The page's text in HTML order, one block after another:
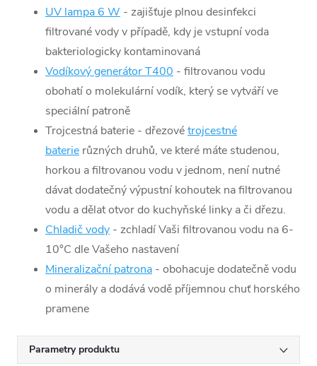
baterie
Transformátory
12V a 220V
Membrána RO
Uhlíková
filtrační vložka
Filtrační vložka
PP s uhlíkem
Spojovací
trubky o délce
3 m, z nichž
jedna je 1/4" a
jedna 3/8"
Instalační sada
(šrouby,
ventily...)
UV lampa 6 W - zajišťuje plnou desinfekci
filtrované vody v případě, kdy je vstupní voda
bakteriologicky kontaminovaná
Vodíkový generátor T400 - filtrovanou vodu
obohatí o molekulární vodík, který se vytváří ve
speciální patroně
Trojcestná baterie - dřezovétrojcestné
baterie různých druhů, ve které máte studenou,
horkou a filtrovanou vodu v jednom, není nutné
dávat dodatečný výpustní kohoutek na filtrovanou
vodu a dělat otvor do kuchyňské linky a či dřezu.
Chladič vody - zchladí Vaši filtrovanou vodu na 6-
10°C dle Vašeho nastavení
Mineralizační patrona - obohacuje dodatečně vodu
o minerály a dodává vodě příjemnou chuť horského
pramene
Parametry produktu